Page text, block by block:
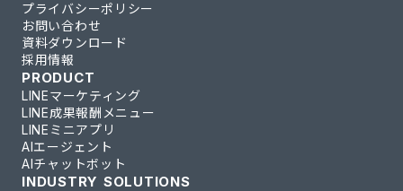
プライバシーポリシー
お問い合わせ
資料ダウンロード
採用情報
PRODUCT
LINEマーケティング
LINE成果報酬メニュー
LINEミニアプリ
AIエージェント
AIチャットボット
INDUSTRY SOLUTIONS